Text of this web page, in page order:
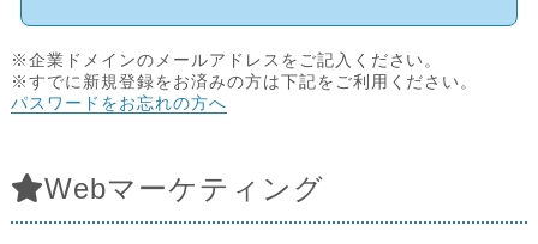
※企業ドメインのメールアドレスをご記入ください。
※すでに新規登録をお済みの方は下記をご利用ください。
パスワードをお忘れの方へ
Webマーケティング